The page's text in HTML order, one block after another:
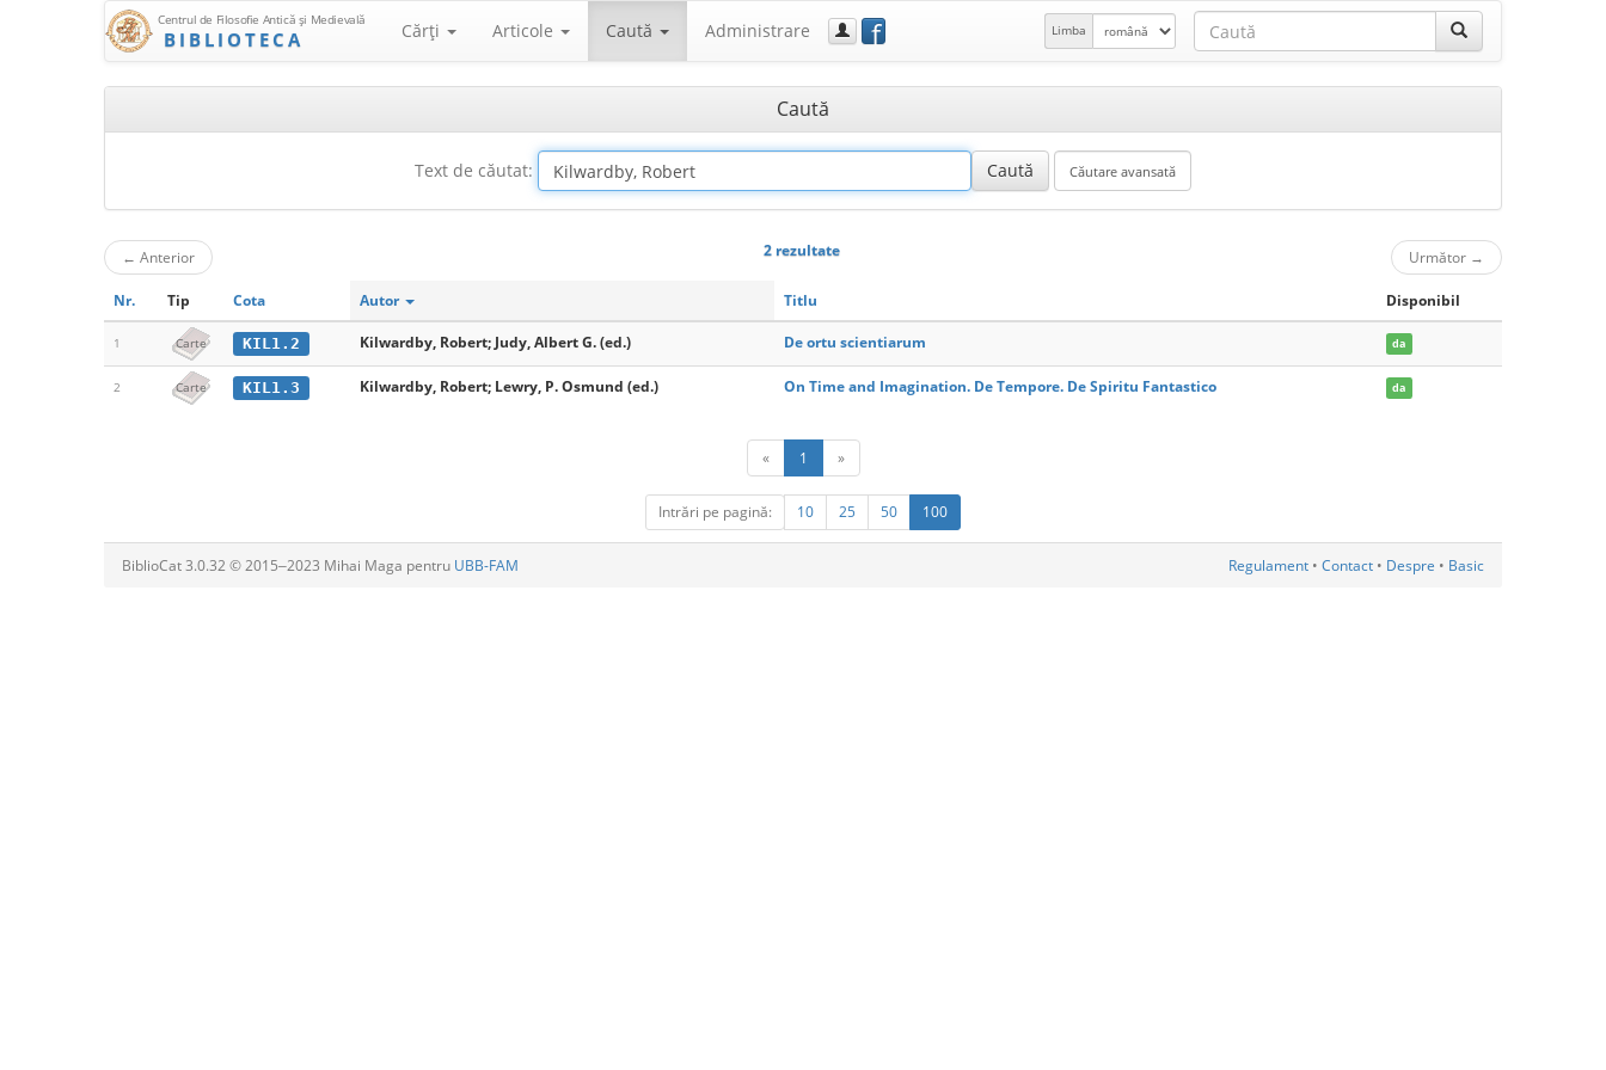
Centrul de Filosofie Antică şi Medievală
BIBLIOTECA Cărţi Articole Caută Administrare f Limba
Caută
Text de căutat:
← Anterior 2 rezultate Următor →
Nr. Tip Cota Autor Titlu Disponibil
1 Carte KIL1.2 Kilwardby, Robert; Judy, Albert G. (ed.) De ortu scientiarum da
2 Carte KIL1.3 Kilwardby, Robert; Lewry, P. Osmund (ed.) On Time and Imagination. De Tempore. De Spiritu Fantastico da
« 1 »
Intrări pe pagină: 10 25 50 100
BiblioCat 3.0.32 © 2015‒2023 Mihai Maga pentru UBB-FAM Regulament • Contact • Despre • Basic